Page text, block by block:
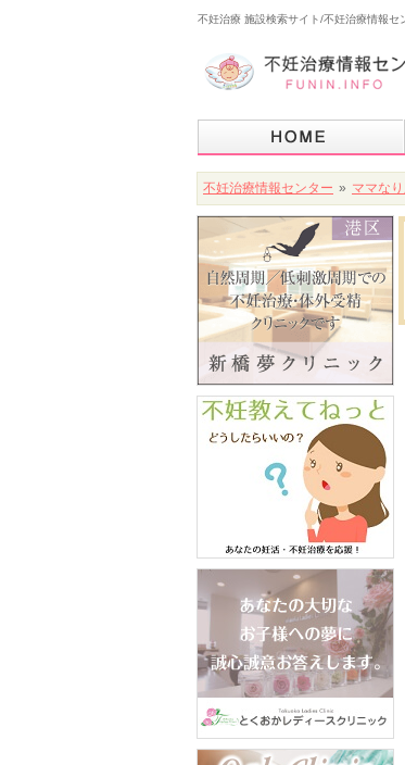
不妊治療 施設検索サイト/不妊治療情報セ
不妊治療情報センター » ママな